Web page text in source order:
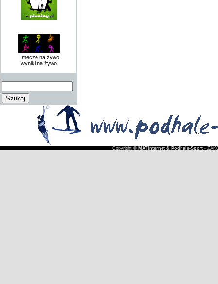
mecze na żywo
wyniki na żywo
Copyright © MATinternet & Podhale-Sport-